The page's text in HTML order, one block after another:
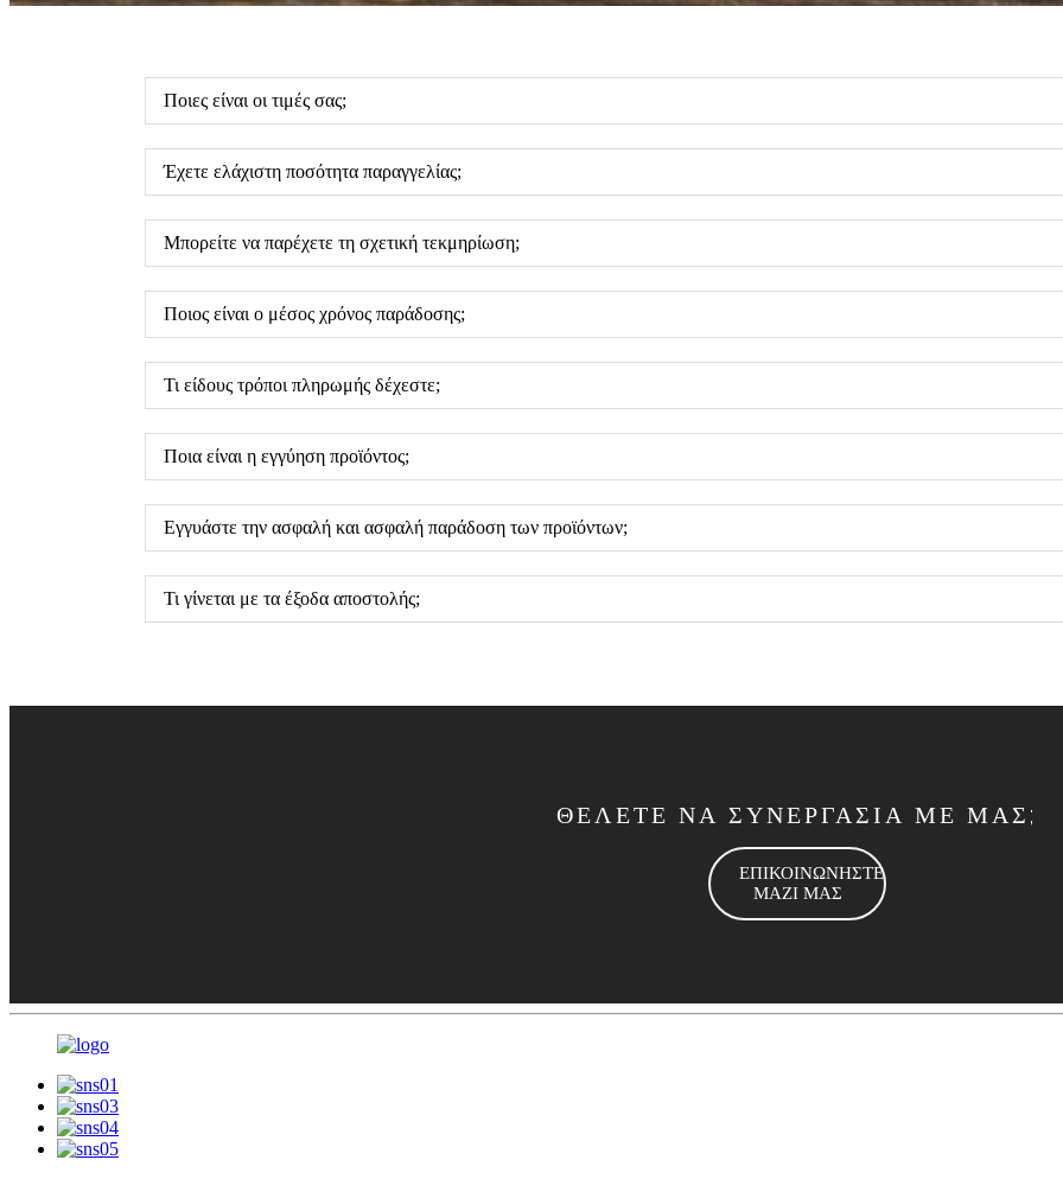
Ποιες είναι οι τιμές σας;
Έχετε ελάχιστη ποσότητα παραγγελίας;
Μπορείτε να παρέχετε τη σχετική τεκμηρίωση;
Ποιος είναι ο μέσος χρόνος παράδοσης;
Τι είδους τρόποι πληρωμής δέχεστε;
Ποια είναι η εγγύηση προϊόντος;
Εγγυάστε την ασφαλή και ασφαλή παράδοση των προϊόντων;
Τι γίνεται με τα έξοδα αποστολής;
ΘΕΛΕΤΕ ΝΑ ΣΥΝΕΡΓΑΣΙΑ ΜΕ ΜΑΣ;
ΕΠΙΚΟΙΝΩΝΗΣΤΕ
ΜΑΖΙ ΜΑΣ